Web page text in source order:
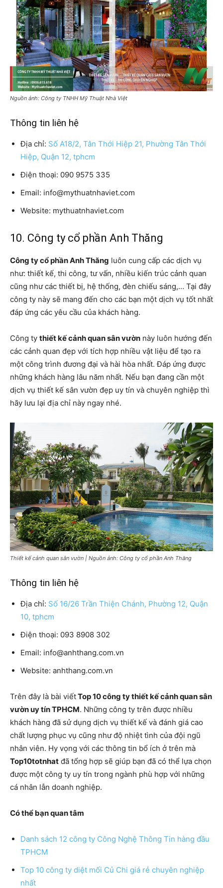
Nguồn ảnh: Công ty TNHH Mỹ Thuật Nhà Việt
Thông tin liên hệ
Địa chỉ: Số A18/2, Tân Thới Hiệp 21, Phường Tân Thới
Hiệp, Quận 12, tphcm
Điện thoại: 090 9575 335
Email: info@mythuatnhaviet.com
Website: mythuatnhaviet.com
10. Công ty cổ phần Anh Thăng
Công ty cổ phần Anh Thăng luôn cung cấp các dịch vụ
như: thiết kế, thi công, tư vấn, nhiều kiến trúc cảnh quan
cũng như các thiết bị, hệ thống, đèn chiếu sáng,… Tại đây
công ty này sẽ mang đến cho các bạn một dịch vụ tốt nhất
đáp ứng các yêu cầu của khách hàng.
Công ty thiết kế cảnh quan sân vườn này luôn hướng đến
các cảnh quan đẹp với tích hợp nhiều vật liệu để tạo ra
một công trình đương đại và hài hòa nhất. Đáp ứng được
những khách hàng lâu năm nhất. Nếu bạn đang cần một
dịch vụ thiết kế sân vườn đẹp uy tín và chuyên nghiệp thì
hãy lưu lại địa chỉ này ngay nhé.
Thiết kế cảnh quan sân vườn | Nguồn ảnh: Công ty cổ phần Anh Thăng
Thông tin liên hệ
Địa chỉ: Số 16/26 Trần Thiện Chánh, Phường 12, Quận
10, tphcm
Điện thoại: 093 8908 302
Email: info@anhthang.com.vn
Website: anhthang.com.vn
Trên đây là bài viếtTop 10 công ty thiết kế cảnh quan sân
vườn uy tín TPHCM. Những công ty trên được nhiều
khách hàng đã sử dụng dịch vụ thiết kế và đánh giá cao
chất lượng phục vụ cũng như độ nhiệt tình của đội ngũ
nhân viên. Hy vọng với các thông tin bổ ích ở trên mà
Top10totnhat đã tổng hợp sẽ giúp bạn đã có thể lựa chọn
được một công ty uy tín trong ngành phù hợp với những
cá nhân lẫn doanh nghiệp.
Có thể bạn quan tâm
Danh sách 12 công ty Công Nghệ Thông Tin hàng đầu
TPHCM
Top 10 công ty diệt mối Củ Chi giá rẻ chuyên nghiệp
nhất